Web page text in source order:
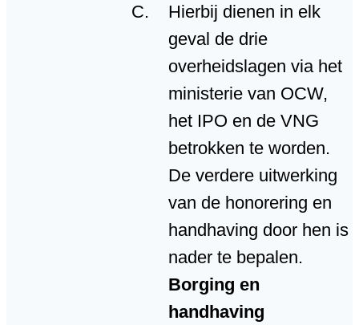
Hierbij dienen in elk
geval de drie
overheidslagen via het
ministerie van OCW,
het IPO en de VNG
betrokken te worden.
De verdere uitwerking
van de honorering en
handhaving door hen is
nader te bepalen.
Borging en
handhaving